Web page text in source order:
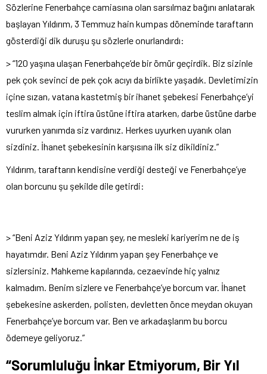
Sözlerine Fenerbahçe camiasına olan sarsılmaz bağını anlatarak
başlayan Yıldırım, 3 Temmuz hain kumpas döneminde taraftarın
gösterdiği dik duruşu şu sözlerle onurlandırdı:
> “120 yaşına ulaşan Fenerbahçe’de bir ömür geçirdik. Biz sizinle
pek çok sevinci de pek çok acıyı da birlikte yaşadık. Devletimizin
içine sızan, vatana kastetmiş bir ihanet şebekesi Fenerbahçe’yi
teslim almak için iftira üstüne iftira atarken, darbe üstüne darbe
vururken yanımda siz vardınız. Herkes uyurken uyanık olan
sizdiniz. İhanet şebekesinin karşısına ilk siz dikildiniz.”
Yıldırım, taraftarın kendisine verdiği desteği ve Fenerbahçe’ye
olan borcunu şu şekilde dile getirdi:
> “Beni Aziz Yıldırım yapan şey, ne mesleki kariyerim ne de iş
hayatımdır. Beni Aziz Yıldırım yapan şey Fenerbahçe ve
sizlersiniz. Mahkeme kapılarında, cezaevinde hiç yalnız
kalmadım. Benim sizlere ve Fenerbahçe’ye borcum var. İhanet
şebekesine askerden, polisten, devletten önce meydan okuyan
Fenerbahçe’ye borcum var. Ben ve arkadaşlarım bu borcu
ödemeye geliyoruz.”
“Sorumluluğu İnkar Etmiyorum, Bir Yıl